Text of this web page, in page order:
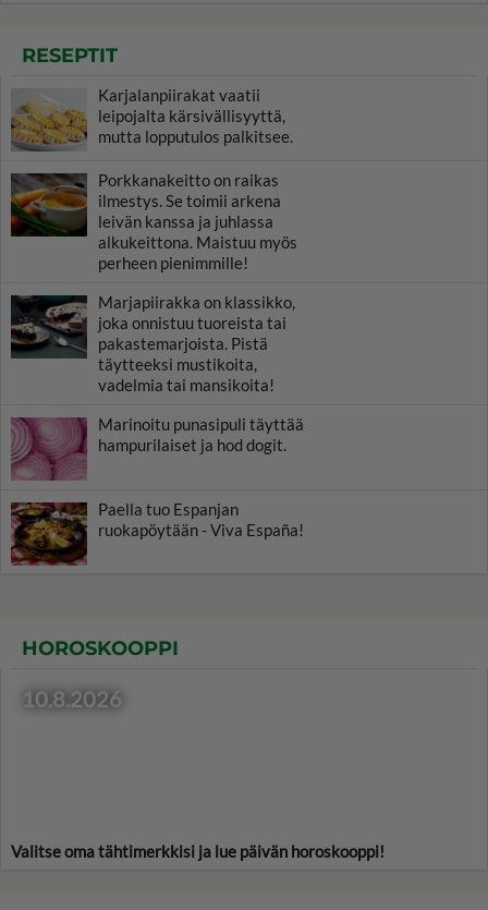
RESEPTIT
Karjalanpiirakat vaatii
leipojalta kärsivällisyyttä,
mutta lopputulos palkitsee.
Porkkanakeitto on raikas
ilmestys. Se toimii arkena
leivän kanssa ja juhlassa
alkukeittona. Maistuu myös
perheen pienimmille!
Marjapiirakka on klassikko,
joka onnistuu tuoreista tai
pakastemarjoista. Pistä
täytteeksi mustikoita,
vadelmia tai mansikoita!
Marinoitu punasipuli täyttää
hampurilaiset ja hod dogit.
Paella tuo Espanjan
ruokapöytään - Viva España!
HOROSKOOPPI
10.8.2026
Valitse oma tähtimerkkisi ja lue päivän horoskooppi!